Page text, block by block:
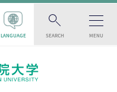
LANGUAGE SEARCH MENU